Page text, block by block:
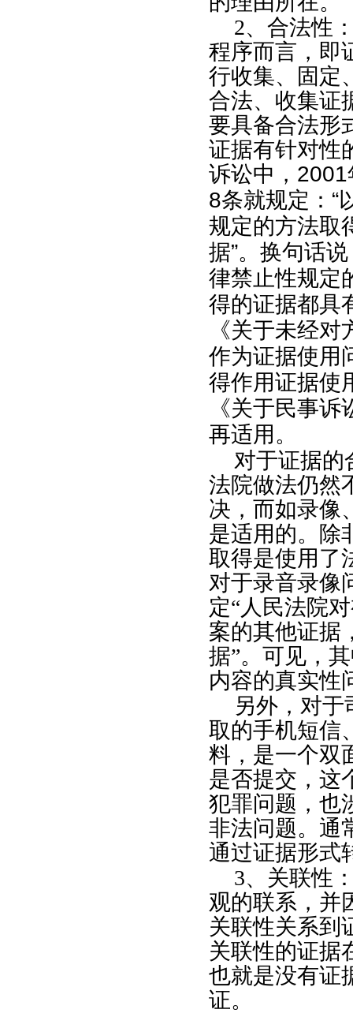
2、合法性
程序而言，即
行收集、固定
合法、收集证
要具备合法形
证据有针对性
诉讼中， 2001
8条就规定：“
规定的方法取
据”。换句话
律禁止性规定
得的证据都具
《关于未经
作为证据使用
得作用证据使
《关于民事
再适用。
对于证据的
法院做法仍然
决，而如录像
是适用的。除
取得是使用了
对于录音录像
定“人民法院
案的其他证据
据”。可见，
内容的真实性
另外，对
取的手机短信
料，是一个双
是否提交，这
犯罪问题，也
非法问题。通
通过证据形式
3、关联性
观的联系，并
关联性关系到
关联性的证据
也就是没有证
证。